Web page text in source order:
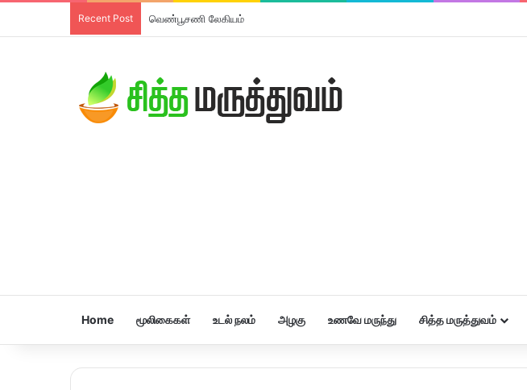
Recent Post வெண்பூசணி லேகியம்
Home மூலிகைகள் உடல் நலம் அழகு உணவே மருந்து சித்த மருத்துவம்